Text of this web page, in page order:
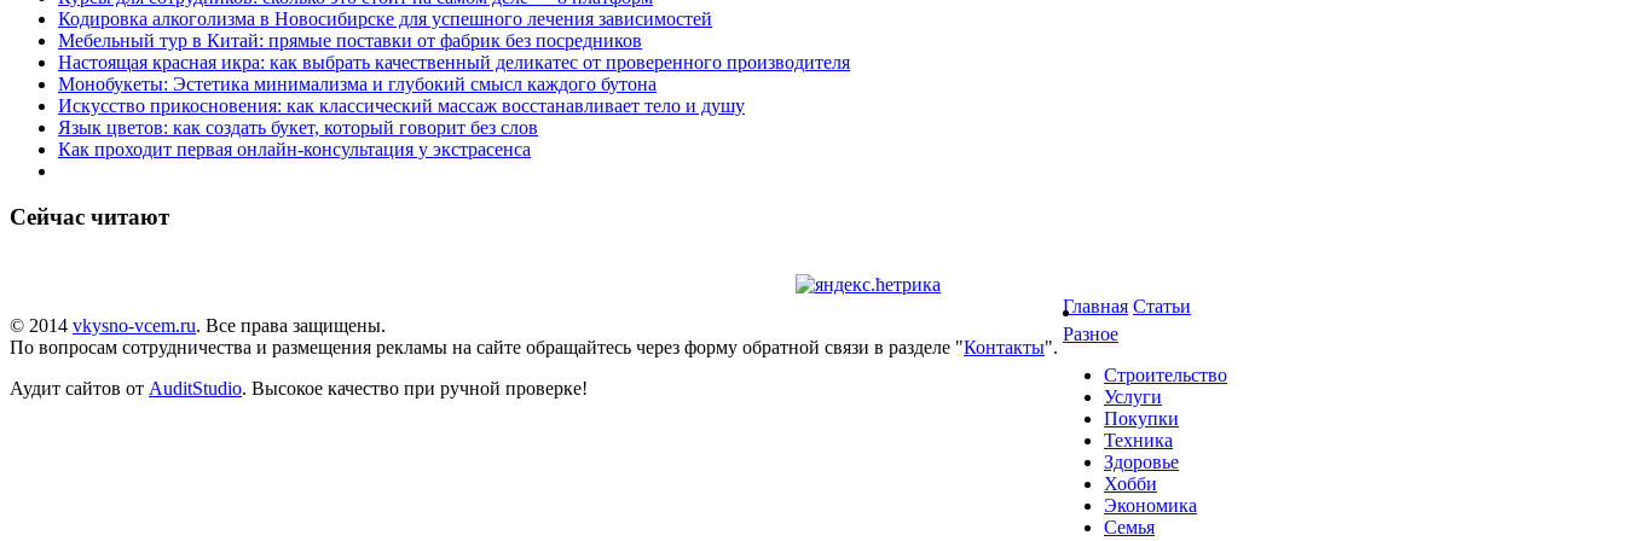
Кодировка алкоголизма в Новосибирске для успешного лечения зависимостей
Мебельный тур в Китай: прямые поставки от фабрик без посредников
Настоящая красная икра: как выбрать качественный деликатес от проверенного производителя
Монобукеты: Эстетика минимализма и глубокий смысл каждого бутона
Искусство прикосновения: как классический массаж восстанавливает тело и душу
Язык цветов: как создать букет, который говорит без слов
Как проходит первая онлайн-консультация у экстрасенса
Сейчас читают
© 2014 vkysno-vcem.ru. Все права защищены.
По вопросам сотрудничества и размещения рекламы на сайте обращайтесь через форму обратной связи в разделе "Контакты".
Аудит сайтов от AuditStudio. Высокое качество при ручной проверке!
Главная Статьи
Разное
Строительство
Услуги
Покупки
Техника
Здоровье
Хобби
Экономика
Семья